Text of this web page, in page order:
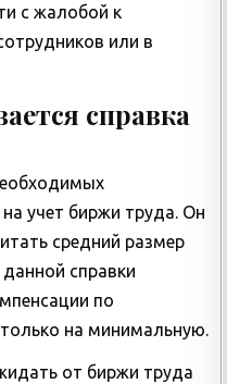
с жалобой к
или в
справка
учет биржи труда. Он
средний размер
справки
по
на минимальную.
от биржи труда